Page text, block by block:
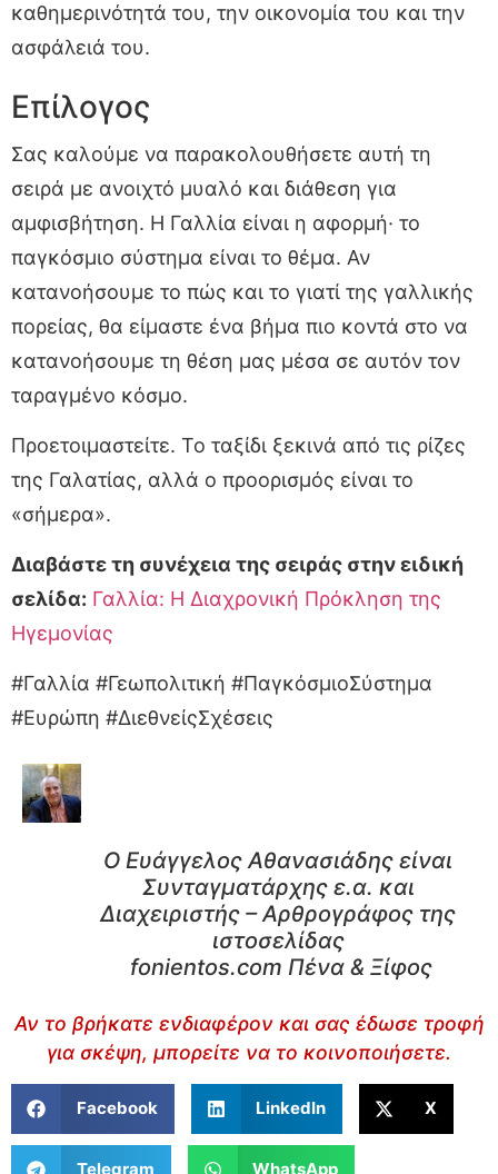
καθημερινότητά του, την οικονομία του και την
ασφάλειά του.
Επίλογος
Σας καλούμε να παρακολουθήσετε αυτή τη
σειρά με ανοιχτό μυαλό και διάθεση για
αμφισβήτηση. Η Γαλλία είναι η αφορμή· το
παγκόσμιο σύστημα είναι το θέμα. Αν
κατανοήσουμε το πώς και το γιατί της γαλλικής
πορείας, θα είμαστε ένα βήμα πιο κοντά στο να
κατανοήσουμε τη θέση μας μέσα σε αυτόν τον
ταραγμένο κόσμο.
Προετοιμαστείτε. Το ταξίδι ξεκινά από τις ρίζες
της Γαλατίας, αλλά ο προορισμός είναι το
«σήμερα».
Διαβάστε τη συνέχεια της σειράς στην ειδική
σελίδα: Γαλλία: Η Διαχρονική Πρόκληση της
Ηγεμονίας
#Γαλλία #Γεωπολιτική #ΠαγκόσμιοΣύστημα
#Ευρώπη #ΔιεθνείςΣχέσεις
Ο Ευάγγελος Αθανασιάδης είναι
Συνταγματάρχης ε.α. και
Διαχειριστής – Αρθρογράφος της
ιστοσελίδας
fonientos.com Πένα & Ξίφος
Αν το βρήκατε ενδιαφέρον και σας έδωσε τροφή
για σκέψη, μπορείτε να το κοινοποιήσετε.
Facebook LinkedIn X
Telegram WhatsApp